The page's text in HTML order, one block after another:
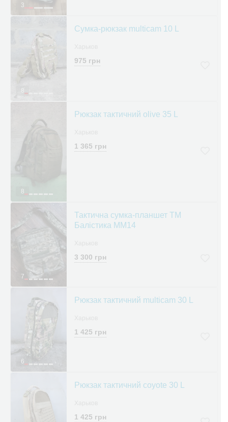
3
8
Сумка-рюкзак multicam 10 L
975 грн
8
Рюкзак тактичний olive 35 L
1 365 грн
7
Тактична сумка-планшет ТМ
Балістика ММ14
3 300 грн
6
Рюкзак тактичний multicam 30 L
1 425 грн
Рюкзак тактичний coyote 30 L
1 425 грн